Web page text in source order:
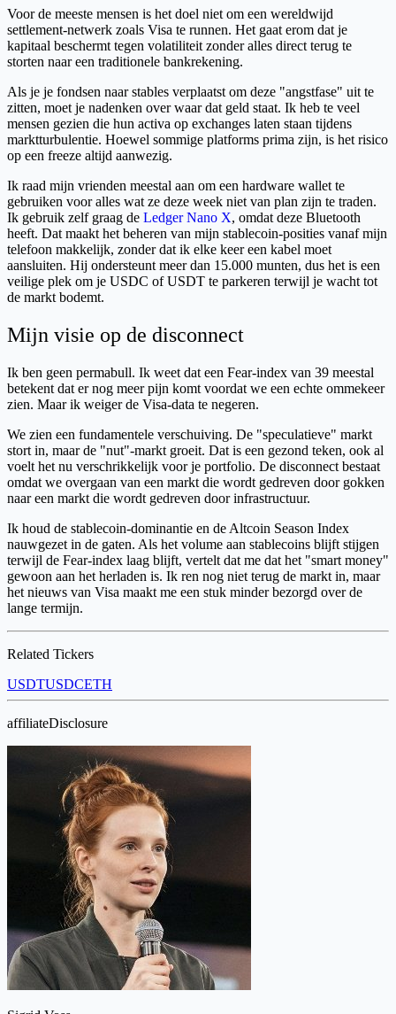
Voor de meeste mensen is het doel niet om een wereldwijd
settlement-netwerk zoals Visa te runnen. Het gaat erom dat je
kapitaal beschermt tegen volatiliteit zonder alles direct terug te
storten naar een traditionele bankrekening.
Als je je fondsen naar stables verplaatst om deze "angstfase" uit te
zitten, moet je nadenken over waar dat geld staat. Ik heb te veel
mensen gezien die hun activa op exchanges laten staan tijdens
marktturbulentie. Hoewel sommige platforms prima zijn, is het risico
op een freeze altijd aanwezig.
Ik raad mijn vrienden meestal aan om een hardware wallet te
gebruiken voor alles wat ze deze week niet van plan zijn te traden.
Ik gebruik zelf graag de Ledger Nano X, omdat deze Bluetooth
heeft. Dat maakt het beheren van mijn stablecoin-posities vanaf mijn
telefoon makkelijk, zonder dat ik elke keer een kabel moet
aansluiten. Hij ondersteunt meer dan 15.000 munten, dus het is een
veilige plek om je USDC of USDT te parkeren terwijl je wacht tot
de markt bodemt.
Mijn visie op de disconnect
Ik ben geen permabull. Ik weet dat een Fear-index van 39 meestal
betekent dat er nog meer pijn komt voordat we een echte ommekeer
zien. Maar ik weiger de Visa-data te negeren.
We zien een fundamentele verschuiving. De "speculatieve" markt
stort in, maar de "nut"-markt groeit. Dat is een gezond teken, ook al
voelt het nu verschrikkelijk voor je portfolio. De disconnect bestaat
omdat we overgaan van een markt die wordt gedreven door gokken
naar een markt die wordt gedreven door infrastructuur.
Ik houd de stablecoin-dominantie en de Altcoin Season Index
nauwgezet in de gaten. Als het volume aan stablecoins blijft stijgen
terwijl de Fear-index laag blijft, vertelt dat me dat het "smart money"
gewoon aan het herladen is. Ik ren nog niet terug de markt in, maar
het nieuws van Visa maakt me een stuk minder bezorgd over de
lange termijn.
Related Tickers
USDTUSDCETH
affiliateDisclosure